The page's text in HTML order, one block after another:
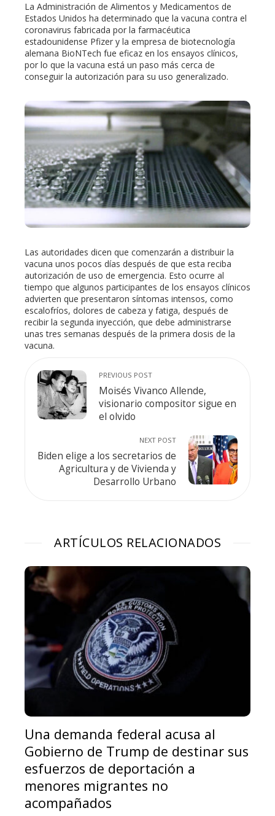
La Administración de Alimentos y Medicamentos de
Estados Unidos ha determinado que la vacuna contra el
coronavirus fabricada por la farmacéutica
estadounidense Pfizer y la empresa de biotecnología
alemana BioNTech fue eficaz en los ensayos clínicos,
por lo que la vacuna está un paso más cerca de
conseguir la autorización para su uso generalizado.
Las autoridades dicen que comenzarán a distribuir la
vacuna unos pocos días después de que esta reciba
autorización de uso de emergencia. Esto ocurre al
tiempo que algunos participantes de los ensayos clínicos
advierten que presentaron síntomas intensos, como
escalofríos, dolores de cabeza y fatiga, después de
recibir la segunda inyección, que debe administrarse
unas tres semanas después de la primera dosis de la
vacuna.
PREVIOUS POST
Moisés Vivanco Allende,
visionario compositor sigue en
el olvido
NEXT POST
Biden elige a los secretarios de
Agricultura y de Vivienda y
Desarrollo Urbano
ARTÍCULOS RELACIONADOS
Una demanda federal acusa al
Gobierno de Trump de destinar sus
esfuerzos de deportación a
menores migrantes no
acompañados